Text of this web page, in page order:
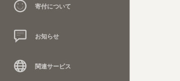
寄付について
お知らせ
関連サービス